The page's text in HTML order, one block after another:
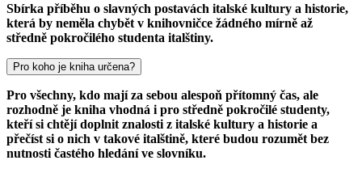
Sbírka příběhu o slavných postavách italské kultury a historie,
která by neměla chybět v knihovničce žádného mírně až
středně pokročilého studenta italštiny.
Pro koho je kniha určena?
Pro všechny, kdo mají za sebou alespoň přítomný čas, ale
rozhodně je kniha vhodná i pro středně pokročilé studenty,
kteří si chtějí doplnit znalosti z italské kultury a historie a
přečíst si o nich v takové italštině, které budou rozumět bez
nutnosti častého hledání ve slovníku.